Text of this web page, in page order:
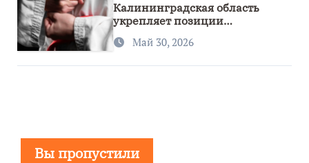
Калининградская область
укрепляет позиции
спортивного региона
Май 30, 2026
Вы пропустили